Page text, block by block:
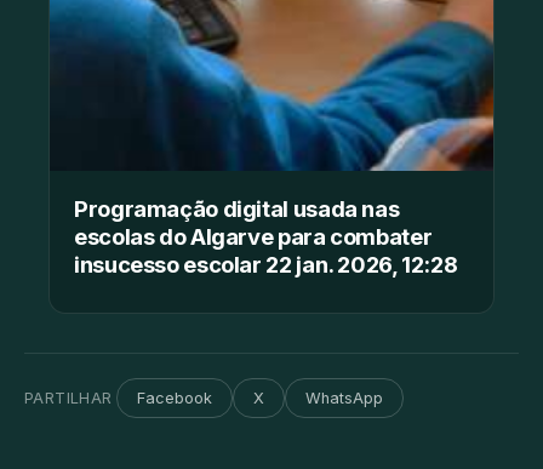
Programação digital usada nas
escolas do Algarve para combater
insucesso escolar 22 jan. 2026, 12:28
PARTILHAR Facebook X WhatsApp